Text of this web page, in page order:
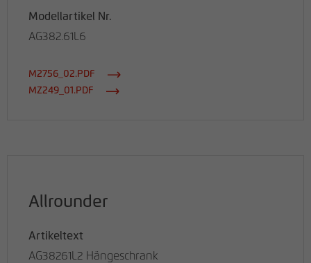
Modellartikel Nr.
AG382.61L6
M2756_02.PDF
MZ249_01.PDF
Allrounder
Artikeltext
AG38261L2 Hängeschrank